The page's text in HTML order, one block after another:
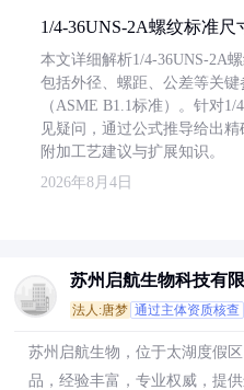
1/4-36UNS-2A螺纹标准尺
本文详细解析1/4-36UNS-2A
包括外径、螺距、公差等关
（ASME B1.1标准）。针对
见疑问，通过公式推导给出
附加工艺建议与扩展知识。
2026年8月4日
苏州启航生物科技有
法人:唐梦 通过主体资质核查
苏州启航生物，位于太湖度假
品，经验丰富，专业权威，提供